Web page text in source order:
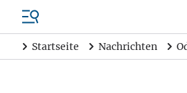
Startseite Nachrichten